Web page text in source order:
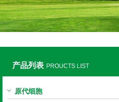
产品列表 PROUCTS LIST
原代细胞